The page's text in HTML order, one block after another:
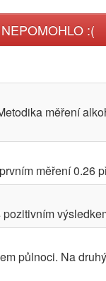
NEPOMOHLO :(
měření
měření 0.26
půlnoci. Na